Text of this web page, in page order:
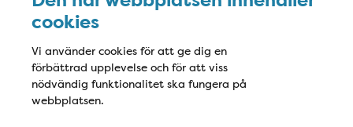
cookies
Vi använder cookies för att ge dig en
förbättrad upplevelse och för att viss
nödvändig funktionalitet ska fungera på
webbplatsen.